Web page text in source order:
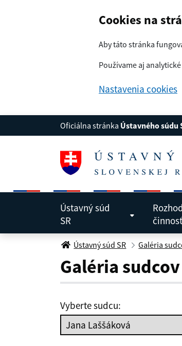
Cookies na
Aby táto stránka
Používame aj
Nastavenia cookies
Oficiálna stránka Ústavného súdu
Ústavný súd
SR
činnosť
Jana Laššáková
Ústavný súd SR Galéria
Galéria
Vyberte sudcu: